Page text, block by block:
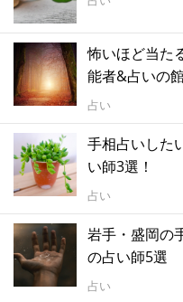
怖いほど当た
能者&占いの
占い
手相占いした
い師3選！
占い
岩手・盛岡の
の占い師5選
占い